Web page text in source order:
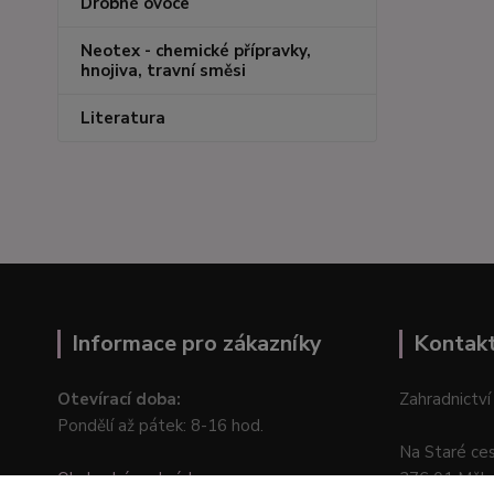
Neotex - chemické přípravky,
hnojiva, travní směsi
Literatura
Informace pro zákazníky
Otevírací doba:
Pondělí až pátek: 8-16 hod.
Obchodní podmínky
Na Staré
276 01